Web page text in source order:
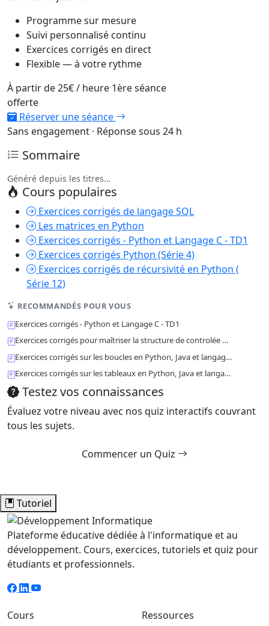
Programme sur mesure
Suivi personnalisé continu
Exercices corrigés en direct
Flexible — à votre rythme
À partir de25€/ heure 1ère séance
offerte
Réserver une séance
Sans engagement · Réponse sous 24 h
Sommaire
Généré depuis les titres…
Cours populaires
Exercices corrigés de langage SQL
Les matrices en Python
Exercices corrigés - Python et Langage C - TD1
Exercices corrigés Python (Série 4)
Exercices corrigés de récursivité en Python (
Série 12)
RECOMMANDÉS POUR VOUS
Exercices corrigés - Python et Langage C - TD1
Exercices corrigés pour maîtriser la structure de controlée …
Exercices corrigés sur les boucles en Python, Java et langag…
Exercices corrigés sur les tableaux en Python, Java et langa…
Testez vos connaissances
Évaluez votre niveau avec nos quiz interactifs couvrant
tous les sujets.
Commencer un Quiz
Tutoriel
Plateforme éducative dédiée à l'informatique et au
développement. Cours, exercices, tutoriels et quiz pour
étudiants et professionnels.
Cours
Ressources